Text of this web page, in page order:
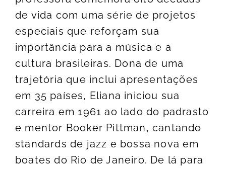
de vida com uma série de projetos
especiais que reforçam sua
importância para a música e a
cultura brasileiras. Dona de uma
trajetória que inclui apresentações
em 35 países, Eliana iniciou sua
carreira em 1961 ao lado do padrasto
e mentor Booker Pittman, cantando
standards de jazz e bossa nova em
boates do Rio de Janeiro. De lá para